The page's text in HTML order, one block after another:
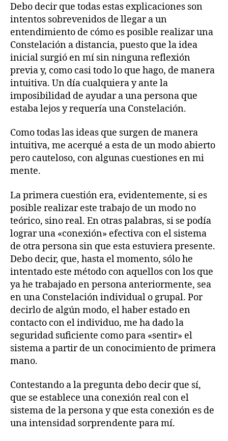
Debo decir que todas estas explicaciones son
intentos sobrevenidos de llegar a un
entendimiento de cómo es posible realizar una
Constelación a distancia, puesto que la idea
inicial surgió en mí sin ninguna reflexión
previa y, como casi todo lo que hago, de manera
intuitiva. Un día cualquiera y ante la
imposibilidad de ayudar a una persona que
estaba lejos y requería una Constelación.
Como todas las ideas que surgen de manera
intuitiva, me acerqué a esta de un modo abierto
pero cauteloso, con algunas cuestiones en mi
mente.
La primera cuestión era, evidentemente, si es
posible realizar este trabajo de un modo no
teórico, sino real. En otras palabras, si se podía
lograr una «conexión» efectiva con el sistema
de otra persona sin que esta estuviera presente.
Debo decir, que, hasta el momento, sólo he
intentado este método con aquellos con los que
ya he trabajado en persona anteriormente, sea
en una Constelación individual o grupal. Por
decirlo de algún modo, el haber estado en
contacto con el individuo, me ha dado la
seguridad suficiente como para «sentir» el
sistema a partir de un conocimiento de primera
mano.
Contestando a la pregunta debo decir que sí,
que se establece una conexión real con el
sistema de la persona y que esta conexión es de
una intensidad sorprendente para mí.